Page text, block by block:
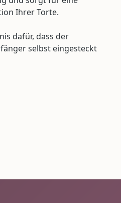
Ihrer Torte.
dafür, dass der
selbst eingesteckt